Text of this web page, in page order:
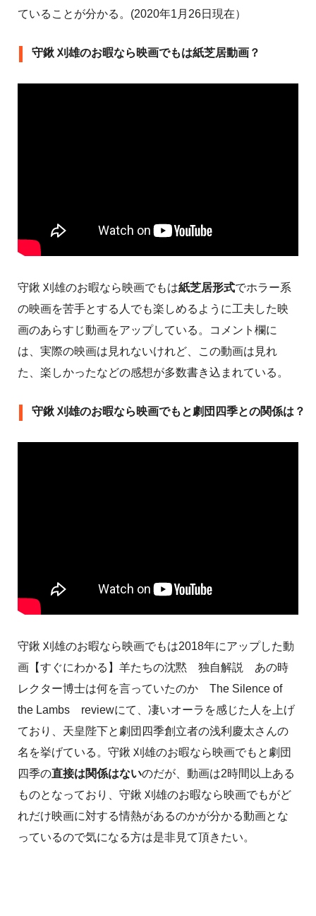
ていることが分かる。(2020年1月26日現在）
守鍬 刈雄のお暇なら映画でもは紙芝居動画？
守鍬 刈雄のお暇なら映画でもは紙芝居形式でホラー系
の映画を苦手とする人でも楽しめるように工夫した映
画のあらすじ動画をアップしている。コメント欄に
は、実際の映画は見れないけれど、この動画は見れ
た、楽しかったなどの感想が多数書き込まれている。
守鍬 刈雄のお暇なら映画でもと劇団四季との関係は？
守鍬 刈雄のお暇なら映画でもは2018年にアップした動
画【すぐにわかる】羊たちの沈黙 独自解説 あの時
レクター博士は何を言っていたのか The Silence of
the Lambs reviewにて、凄いオーラを感じた人を上げ
ており、天皇陛下と劇団四季創立者の浅利慶太さんの
名を挙げている。守鍬 刈雄のお暇なら映画でもと劇団
四季の直接は関係はないのだが、動画は2時間以上ある
ものとなっており、守鍬 刈雄のお暇なら映画でもがど
れだけ映画に対する情熱があるのかが分かる動画とな
っているので気になる方は是非見て頂きたい。